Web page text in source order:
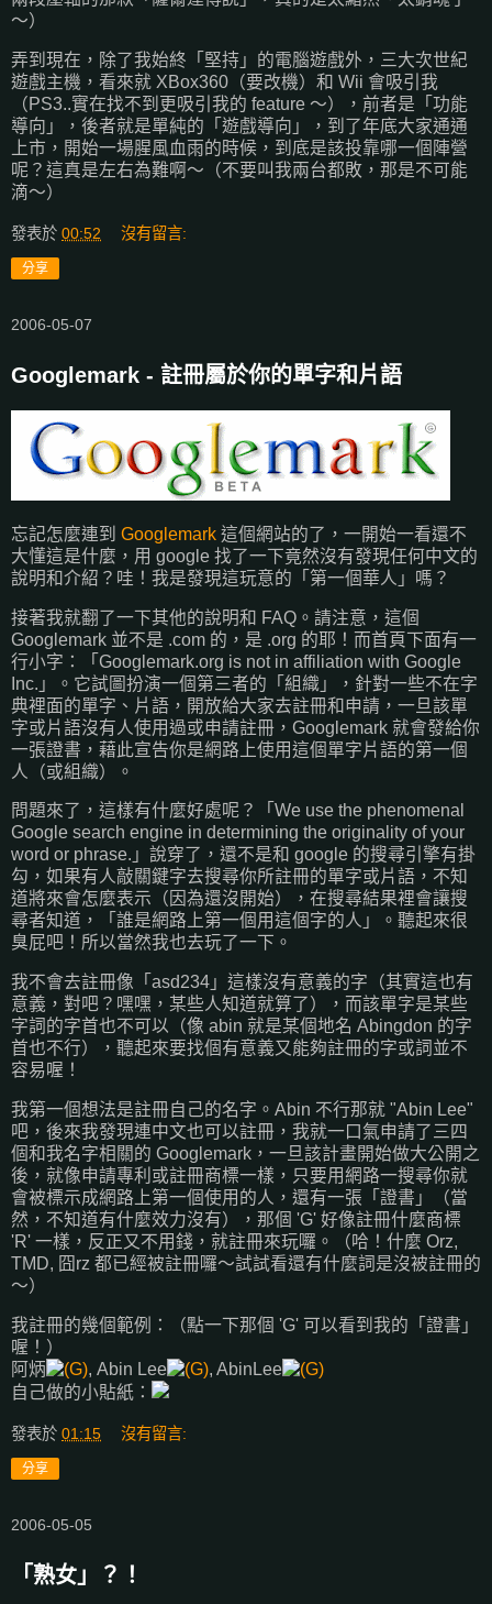
～）
弄到現在，除了我始終「堅持」的電腦遊戲外，三大次世紀
遊戲主機，看來就 XBox360（要改機）和 Wii 會吸引我
（PS3..實在找不到更吸引我的 feature ～），前者是「功能
導向」，後者就是單純的「遊戲導向」，到了年底大家通通
上市，開始一場腥風血雨的時候，到底是該投靠哪一個陣營
呢？這真是左右為難啊～（不要叫我兩台都敗，那是不可能
滴～）
發表於 00:52 沒有留言:
分享
2006-05-07
Googlemark - 註冊屬於你的單字和片語
忘記怎麼連到 Googlemark 這個網站的了，一開始一看還不
大懂這是什麼，用 google 找了一下竟然沒有發現任何中文的
說明和介紹？哇！我是發現這玩意的「第一個華人」嗎？
接著我就翻了一下其他的說明和 FAQ。請注意，這個
Googlemark 並不是 .com 的，是 .org 的耶！而首頁下面有一
行小字：「Googlemark.org is not in affiliation with Google
Inc.」。它試圖扮演一個第三者的「組織」，針對一些不在字
典裡面的單字、片語，開放給大家去註冊和申請，一旦該單
字或片語沒有人使用過或申請註冊，Googlemark 就會發給你
一張證書，藉此宣告你是網路上使用這個單字片語的第一個
人（或組織）。
問題來了，這樣有什麼好處呢？「We use the phenomenal
Google search engine in determining the originality of your
word or phrase.」說穿了，還不是和 google 的搜尋引擎有掛
勾，如果有人敲關鍵字去搜尋你所註冊的單字或片語，不知
道將來會怎麼表示（因為還沒開始），在搜尋結果裡會讓搜
尋者知道，「誰是網路上第一個用這個字的人」。聽起來很
臭屁吧！所以當然我也去玩了一下。
我不會去註冊像「asd234」這樣沒有意義的字（其實這也有
意義，對吧？嘿嘿，某些人知道就算了），而該單字是某些
字詞的字首也不可以（像 abin 就是某個地名 Abingdon 的字
首也不行），聽起來要找個有意義又能夠註冊的字或詞並不
容易喔！
我第一個想法是註冊自己的名字。Abin 不行那就 "Abin Lee"
吧，後來我發現連中文也可以註冊，我就一口氣申請了三四
個和我名字相關的 Googlemark，一旦該計畫開始做大公開之
後，就像申請專利或註冊商標一樣，只要用網路一搜尋你就
會被標示成網路上第一個使用的人，還有一張「證書」（當
然，不知道有什麼效力沒有），那個 'G' 好像註冊什麼商標
'R' 一樣，反正又不用錢，就註冊來玩囉。（哈！什麼 Orz,
TMD, 囧rz 都已經被註冊囉～試試看還有什麼詞是沒被註冊的
～）
我註冊的幾個範例：（點一下那個 'G' 可以看到我的「證書」
喔！）
阿炳
, Abin Lee
, AbinLee
自己做的小貼紙：
發表於 01:15 沒有留言:
分享
2006-05-05
「熟女」？！